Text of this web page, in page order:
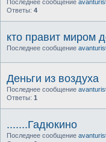
Последнее сообщение
Ответы: 4
кто правит миром
Последнее сообщение
Деньги из воздуха
Последнее сообщение
Ответы: 1
.......Гадюкино
Последнее сообщение